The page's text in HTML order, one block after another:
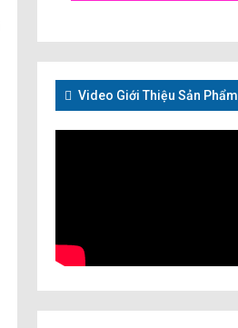
Video Giới Thiệu Sản Phẩm